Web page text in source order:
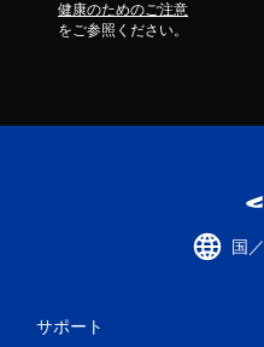
健康のためのご注意
をご参照ください。
国
サポート